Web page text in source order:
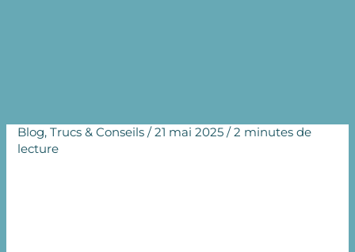
Blog,Trucs & Conseils /21 mai 2025/2 minutes de
lecture